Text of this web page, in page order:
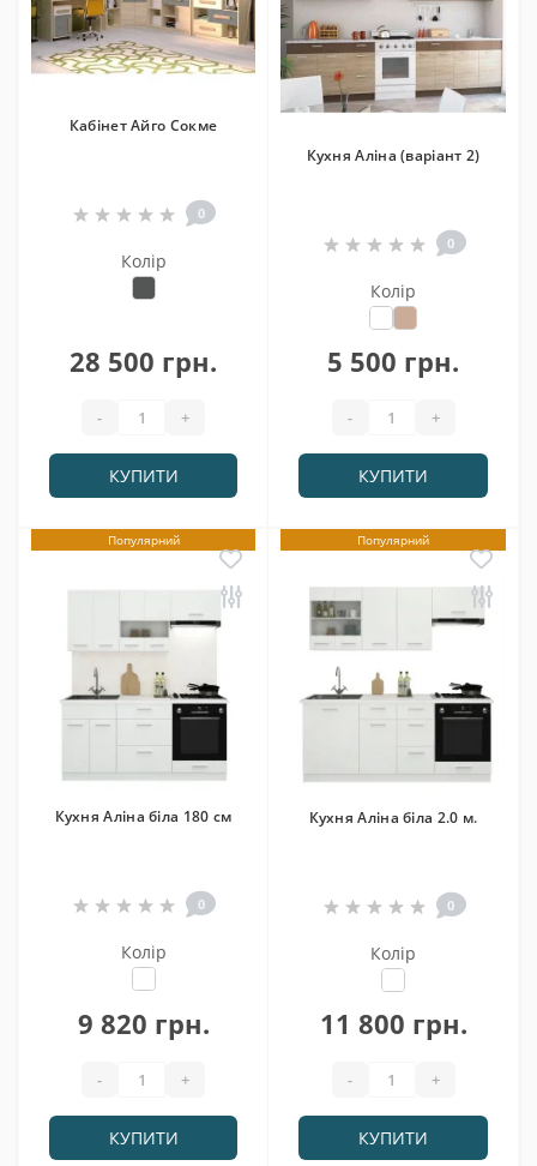
Кабінет Айго Сокме
0
Колір
28 500 грн.
- +
КУПИТИ
Кухня Аліна (варіант 2)
0
Колір
5 500 грн.
- +
КУПИТИ
Популярний
Кухня Аліна біла 180 см
0
Колір
9 820 грн.
- +
КУПИТИ
Популярний
Кухня Аліна біла 2.0 м.
0
Колір
11 800 грн.
- +
КУПИТИ